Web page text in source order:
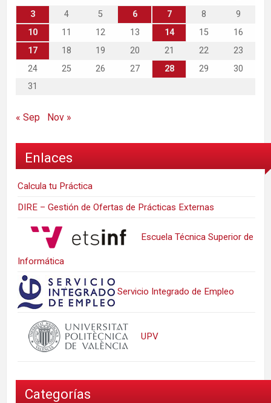
3
4 5 6 7 8
9
10
11 12 13 14 15
16
17
18 19 20 21 22
23
24
25 26 27 28 29
30
31
« Sep Nov »
Enlaces
Calcula tu Práctica
DIRE – Gestión de Ofertas de Prácticas Externas
Escuela Técnica Superior de
Informática
Servicio Integrado de Empleo
UPV
Categorías